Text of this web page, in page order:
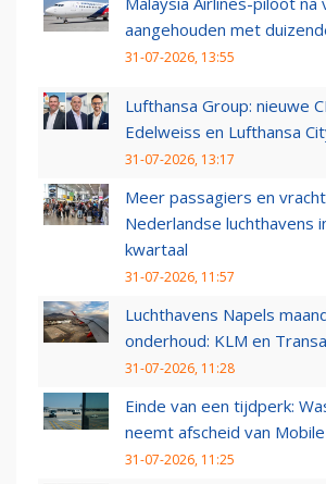
aangehouden met
31-07-2026, 13:55
Lufthansa Group: nieuwe
Edelweiss en Lufthansa
31-07-2026, 13:17
Meer passagiers en
Nederlandse luchthavens
kwartaal
31-07-2026, 11:57
Luchthavens Napels
onderhoud: KLM en
31-07-2026, 11:28
Einde van een tijdperk:
neemt afscheid van
31-07-2026, 11:25